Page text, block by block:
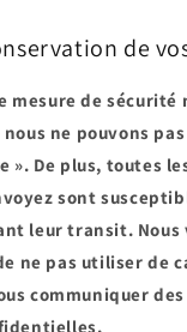
de
mesure de sécurité
ne pouvons
». De plus, toutes
sont
leur transit. Nous
ne pas utiliser de
communiquer